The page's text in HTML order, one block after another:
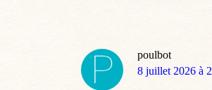
poulbot
dit
8 juillet 2026 à